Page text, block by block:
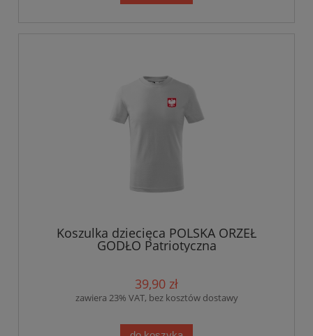
Koszulka dziecięca POLSKA ORZEŁ
GODŁO Patriotyczna
39,90 zł
zawiera 23% VAT, bez kosztów dostawy